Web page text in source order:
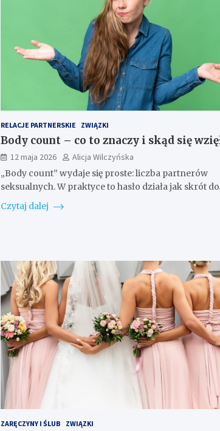
RELACJE PARTNERSKIE ZWIĄZKI
Body count – co to znaczy i skąd się
12 maja 2026
Alicja Wilczyńska
„Body count” wydaje się proste: liczba partnerów
seksualnych. W praktyce to hasło działa jak skrót
Czytaj dalej
ZARĘCZYNY I ŚLUB ZWIĄZKI